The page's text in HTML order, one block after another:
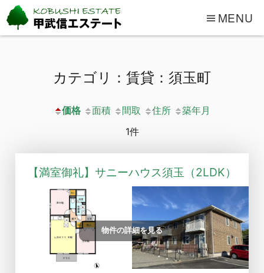
MENU
カテゴリ：賃貸：須玉町
価格 面積 間取 住所
築年月
1件
【満室御礼】サニーハウス須玉（2LDK）
物件の詳細を見る